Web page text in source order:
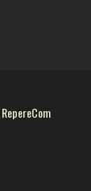
RepereCom